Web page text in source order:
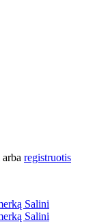
arba registruotis